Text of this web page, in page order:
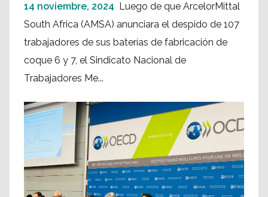
14 noviembre, 2024
Luego de que ArcelorMittal
South Africa (AMSA) anunciara el despido de 107
trabajadores de sus baterías de fabricación de
coque 6 y 7, el Sindicato Nacional de
Trabajadores Me...